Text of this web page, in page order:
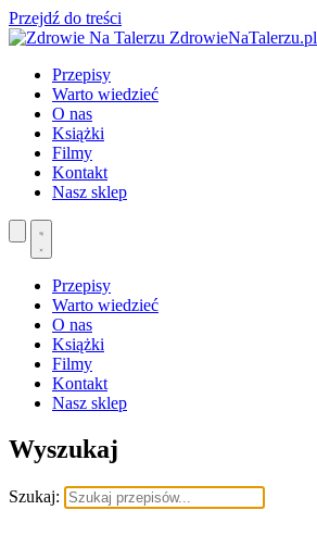
Przejdź do treści
ZdrowieNaTalerzu.pl
Przepisy
Warto wiedzieć
O nas
Książki
Filmy
Kontakt
Nasz sklep
Przepisy
Warto wiedzieć
O nas
Książki
Filmy
Kontakt
Nasz sklep
Wyszukaj
Szukaj: